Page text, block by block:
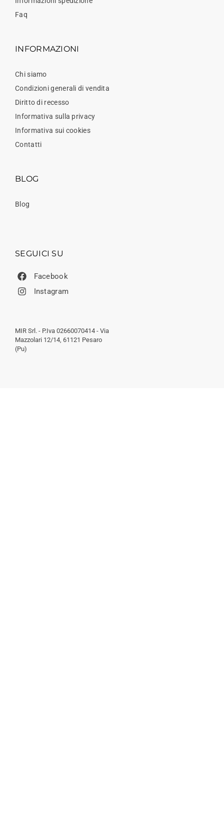
Faq
INFORMAZIONI
Chi siamo
Condizioni generali di vendita
Diritto di recesso
Informativa sulla privacy
Informativa sui cookies
Contatti
BLOG
Blog
SEGUICI SU
Facebook
Instagram
MIR Srl. - P.Iva 02660070414 - Via
Mazzolari 12/14, 61121 Pesaro
(Pu)